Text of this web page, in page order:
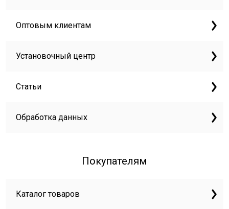
Оптовым клиентам
Установочный центр
Статьи
Обработка данных
Покупателям
Каталог товаров